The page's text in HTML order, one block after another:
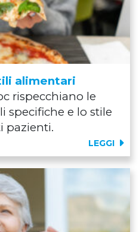
alimentari
rispecchiano le
specifiche e lo stile
pazienti.
LEGGI